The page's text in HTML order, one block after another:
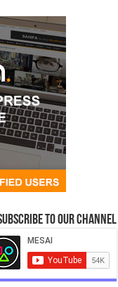
to our Channel